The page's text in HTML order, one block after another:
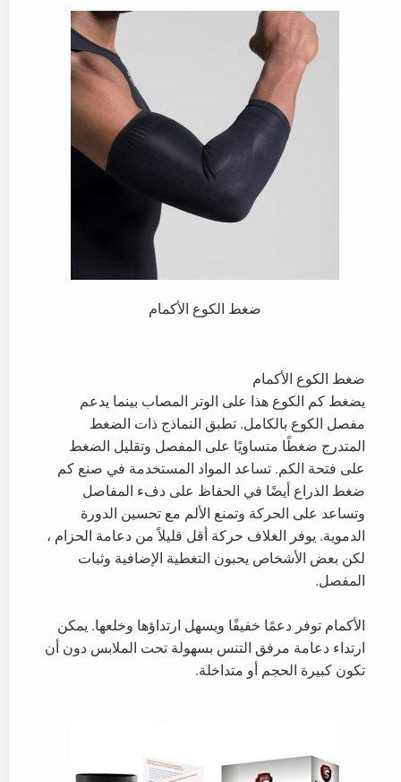
ضغط الكوع الأكمام
ضغط الكوع الأكمام
يضغط كم الكوع هذا على الوتر المصاب بينما يدعم
مفصل الكوع بالكامل. تطبق النماذج ذات الضغط
المتدرج ضغطًا متساويًا على المفصل وتقليل الضغط
على فتحة الكم. تساعد المواد المستخدمة في صنع كم
ضغط الذراع أيضًا في الحفاظ على دفء المفاصل
وتساعد على الحركة وتمنع الألم مع تحسين الدورة
الدموية. يوفر الغلاف حركة أقل قليلاً من دعامة الحزام ،
لكن بعض الأشخاص يحبون التغطية الإضافية وثبات
المفصل.
الأكمام توفر دعمًا خفيفًا ويسهل ارتداؤها وخلعها. يمكن
ارتداء دعامة مرفق التنس بسهولة تحت الملابس دون أن
تكون كبيرة الحجم أو متداخلة.